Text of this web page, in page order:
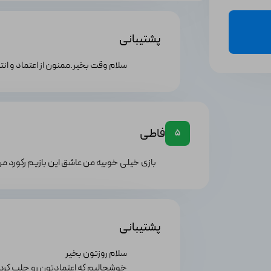
پشتیبانی
سلام وقت بخیر.ممنون از اعتماد و
5 فاطی
بازی خیلی خوبیه من عاشق این بازیم رکورد من 101 هست ممنون از سایت خوبتون که بازیای خوبی
پشتیبانی
سلام روزتون بخیر
خوشحالیم که اعتمادتون رو جلب